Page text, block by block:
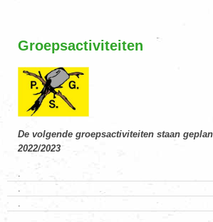
Groepsactiviteiten
De volgende groepsactiviteiten staan
2022/2023
.
.
.